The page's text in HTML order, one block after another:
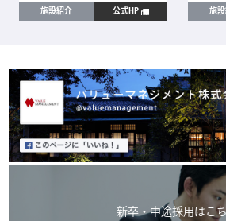
施設紹介 公式HP 施
新卒・中途採用はこ